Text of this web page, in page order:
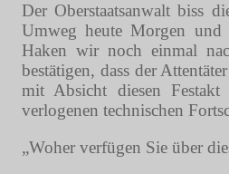
Der Oberstaatsanwalt biss
Umweg heute Morgen und
Haken wir noch einmal
bestätigen, dass der
mit Absicht diesen
verlogenen technischen
„Woher verfügen Sie über